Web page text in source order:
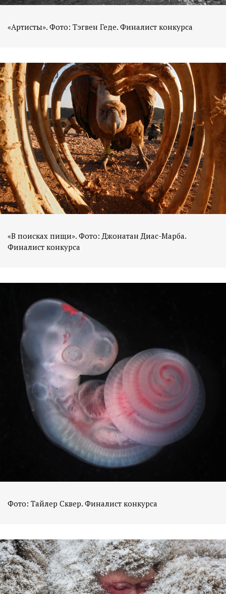
«Артисты». Фото: Тэгвен Геде. Финалист конкурса
«В поисках пищи». Фото: Джонатан Диас-Марба.
Финалист конкурса
Фото: Тайлер Сквер. Финалист конкурса